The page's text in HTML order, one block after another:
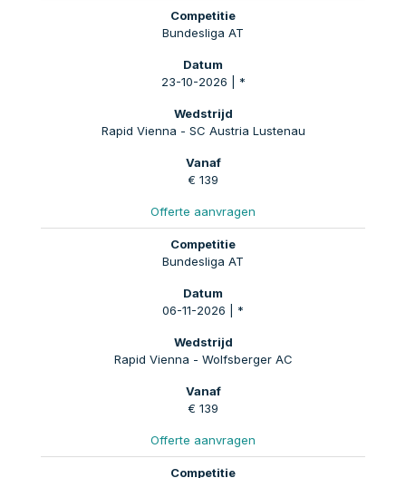
Bundesliga AT
23-10-2026 | *
Rapid Vienna - SC Austria Lustenau
€ 139
Offerte aanvragen
Bundesliga AT
06-11-2026 | *
Rapid Vienna - Wolfsberger AC
€ 139
Offerte aanvragen